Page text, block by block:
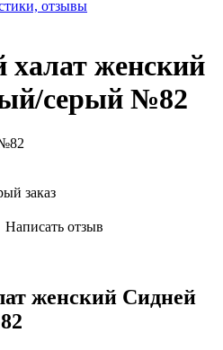
женский
серый №82
заказ
Написать отзыв
женский Сидней